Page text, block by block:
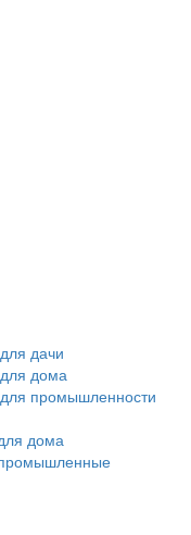
дачи
дома
промышленности
дома